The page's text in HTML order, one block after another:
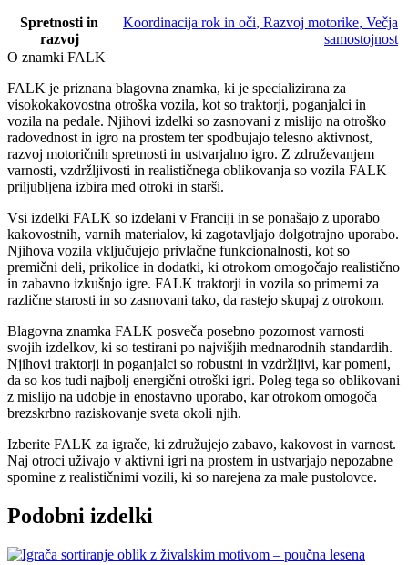
Spretnosti in
razvoj
Koordinacija rok in oči, Razvoj motorike, Večja
samostojnost
O znamki FALK
FALK je priznana blagovna znamka, ki je specializirana za
visokokakovostna otroška vozila, kot so traktorji, poganjalci in
vozila na pedale. Njihovi izdelki so zasnovani z mislijo na otroško
radovednost in igro na prostem ter spodbujajo telesno aktivnost,
razvoj motoričnih spretnosti in ustvarjalno igro. Z združevanjem
varnosti, vzdržljivosti in realističnega oblikovanja so vozila FALK
priljubljena izbira med otroki in starši.
Vsi izdelki FALK so izdelani v Franciji in se ponašajo z uporabo
kakovostnih, varnih materialov, ki zagotavljajo dolgotrajno uporabo.
Njihova vozila vključujejo privlačne funkcionalnosti, kot so
premični deli, prikolice in dodatki, ki otrokom omogočajo realistično
in zabavno izkušnjo igre. FALK traktorji in vozila so primerni za
različne starosti in so zasnovani tako, da rastejo skupaj z otrokom.
Blagovna znamka FALK posveča posebno pozornost varnosti
svojih izdelkov, ki so testirani po najvišjih mednarodnih standardih.
Njihovi traktorji in poganjalci so robustni in vzdržljivi, kar pomeni,
da so kos tudi najbolj energični otroški igri. Poleg tega so oblikovani
z mislijo na udobje in enostavno uporabo, kar otrokom omogoča
brezskrbno raziskovanje sveta okoli njih.
Izberite FALK za igrače, ki združujejo zabavo, kakovost in varnost.
Naj otroci uživajo v aktivni igri na prostem in ustvarjajo nepozabne
spomine z realističnimi vozili, ki so narejena za male pustolovce.
Podobni izdelki